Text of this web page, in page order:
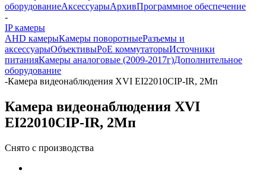
оборудованиеАксессуарыАрхивПрограммное обеспечение
-
IP камеры
AHD камерыКамеры поворотныеРазъемы и
аксессуарыОбъективыPoE коммутаторыИсточники
питанияКамеры аналоговые (2009-2017г)Дополнительное
оборудование
-Камера видеонаблюдения XVI EI22010CIP-IR, 2Мп
Камера видеонаблюдения XVI
EI22010CIP-IR, 2Мп
Снято с производства